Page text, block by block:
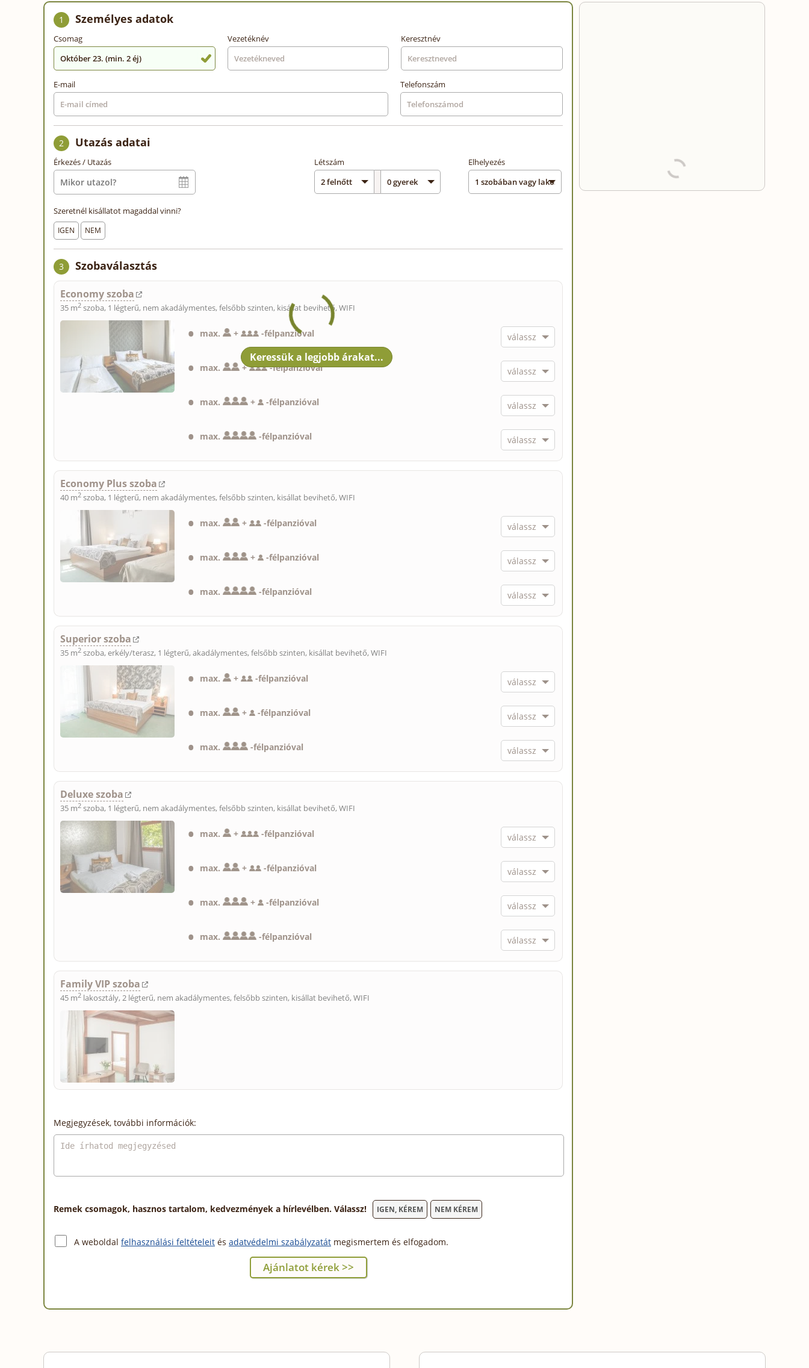
1 Személyes adatok
Csomag
Október 23. (min. 2 éj)
Vezetéknév Keresztnév
E-mail Telefonszám
2 Utazás adatai
Érkezés / Utazás Létszám Elhelyezés
Szeretnél kisállatot magaddal vinni?
IGEN NEM
3 Szobaválasztás
Economy szoba
35 m2 szoba, 1 légterű, nem akadálymentes, felsőbb szinten, kisállat bevihető, WIFI
max. + -félpanzióval
max. + -félpanzióval
max. + -félpanzióval
max. -félpanzióval
Economy Plus szoba
40 m2 szoba, 1 légterű, nem akadálymentes, felsőbb szinten, kisállat bevihető, WIFI
max. + -félpanzióval
max. + -félpanzióval
max. -félpanzióval
Superior szoba
35 m2 szoba, erkély/terasz, 1 légterű, akadálymentes, felsőbb szinten, kisállat bevihető, WIFI
max. + -félpanzióval
max. + -félpanzióval
max. -félpanzióval
Deluxe szoba
35 m2 szoba, 1 légterű, nem akadálymentes, felsőbb szinten, kisállat bevihető, WIFI
max. + -félpanzióval
max. + -félpanzióval
max. + -félpanzióval
max. -félpanzióval
Family VIP szoba
45 m2 lakosztály, 2 légterű, nem akadálymentes, felsőbb szinten, kisállat bevihető, WIFI
Megjegyzések, további információk:
Remek csomagok, hasznos tartalom, kedvezmények a hírlevélben. Válassz! IGEN, KÉREM NEM KÉREM
A weboldal felhasználási feltételeit és adatvédelmi szabályzatát megismertem és elfogadom.